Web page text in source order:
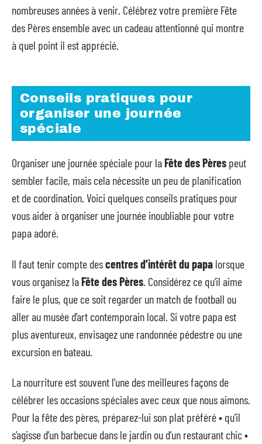
nombreuses années à venir. Célébrez votre première Fête
des Pères ensemble avec un cadeau attentionné qui montre
à quel point il est apprécié.
Conseils pratiques pour
organiser une journée
spéciale
Organiser une journée spéciale pour laFête des Pères peut
sembler facile, mais cela nécessite un peu de planification
et de coordination. Voici quelques conseils pratiques pour
vous aider à organiser une journée inoubliable pour votre
papa adoré.
Il faut tenir compte descentres d’intérêt du papa lorsque
vous organisez laFête des Pères . Considérez ce qu’il aime
faire le plus, que ce soit regarder un match de football ou
aller au musée d’art contemporain local. Si votre papa est
plus aventureux, envisagez une randonnée pédestre ou une
excursion en bateau.
La nourriture est souvent l’une des meilleures façons de
célébrer les occasions spéciales avec ceux que nous aimons.
Pour la fête des pères, préparez-lui son plat préféré • qu’il
s’agisse d’un barbecue dans le jardin ou d’un restaurant chic •